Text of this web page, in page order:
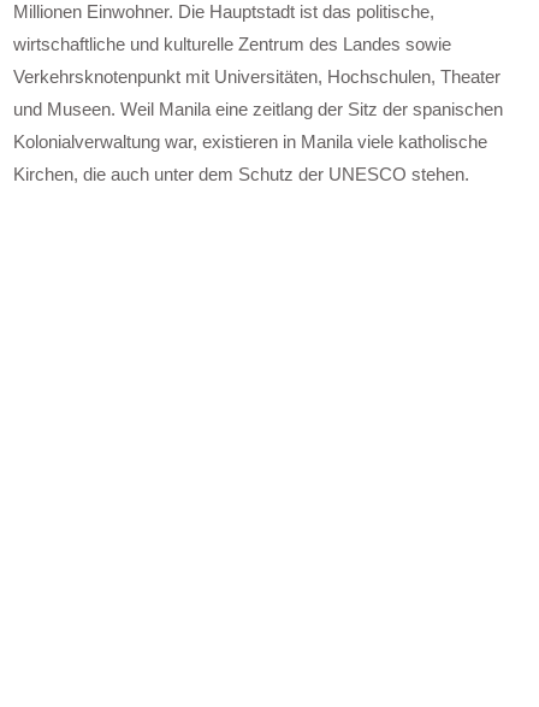
Millionen Einwohner. Die Hauptstadt ist das politische,
wirtschaftliche und kulturelle Zentrum des Landes sowie
Verkehrsknotenpunkt mit Universitäten, Hochschulen, Theater
und Museen. Weil Manila eine zeitlang der Sitz der spanischen
Kolonialverwaltung war, existieren in Manila viele katholische
Kirchen, die auch unter dem Schutz der UNESCO stehen.